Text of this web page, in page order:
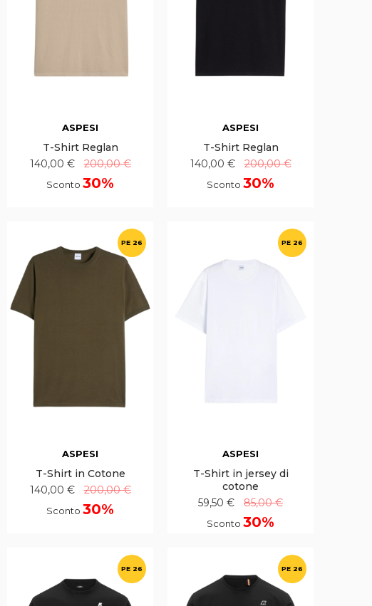
ASPESI
T-Shirt Reglan
140,00 €
200,00 €
Sconto 30%
ASPESI
T-Shirt Reglan
140,00 €
200,00 €
Sconto 30%
PE 26
ASPESI
T-Shirt in Cotone
140,00 €
200,00 €
Sconto 30%
PE 26
ASPESI
T-Shirt in jersey di
cotone
59,50 €
85,00 €
Sconto 30%
PE 26 PE 26